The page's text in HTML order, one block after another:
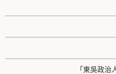
「東吳政治